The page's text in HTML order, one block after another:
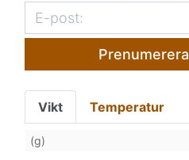
Prenumerera
Vikt Temperatur
(g)